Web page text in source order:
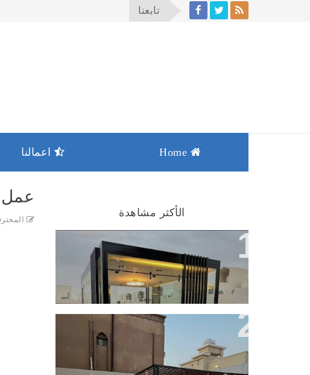
تابعنا
اعمالنا
عمل
الأكثر مشاهدة
من اعمالنا في تنسيق الحديق